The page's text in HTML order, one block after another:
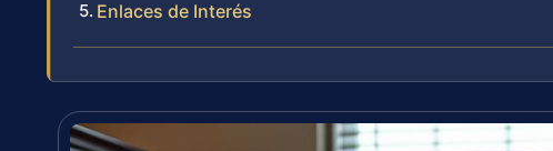
Enlaces de Interés